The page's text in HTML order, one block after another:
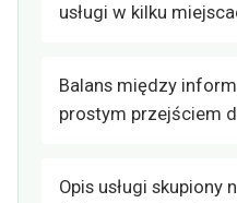
usługi w kilku
Balans między
prostym przejściem
Opis usługi skupiony